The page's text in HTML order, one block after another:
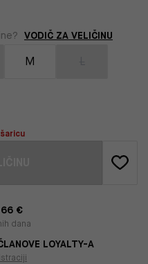
VODIČ ZA VELIČINU
M
66 €
dana
LOYALTY-A